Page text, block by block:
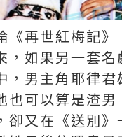
《再世紅梅記》
，如果另一套名
，男主角耶律君
也可以算是渣男
卻又在《送別》